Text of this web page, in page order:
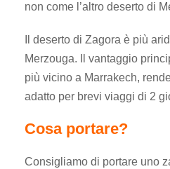
non come l’altro deserto di
Il deserto di Zagora è più
Merzouga. Il vantaggio
più vicino a Marrakech,
adatto per brevi viaggi di 2
Cosa portare?
Consigliamo di portare uno